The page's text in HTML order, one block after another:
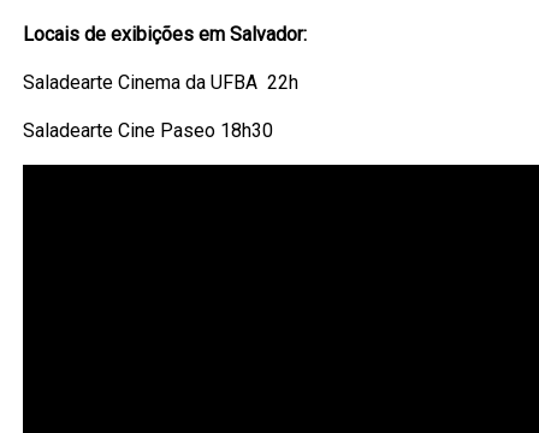
Locais de exibições em Salvador:
Saladearte Cinema da UFBA 22h
Saladearte Cine Paseo 18h30